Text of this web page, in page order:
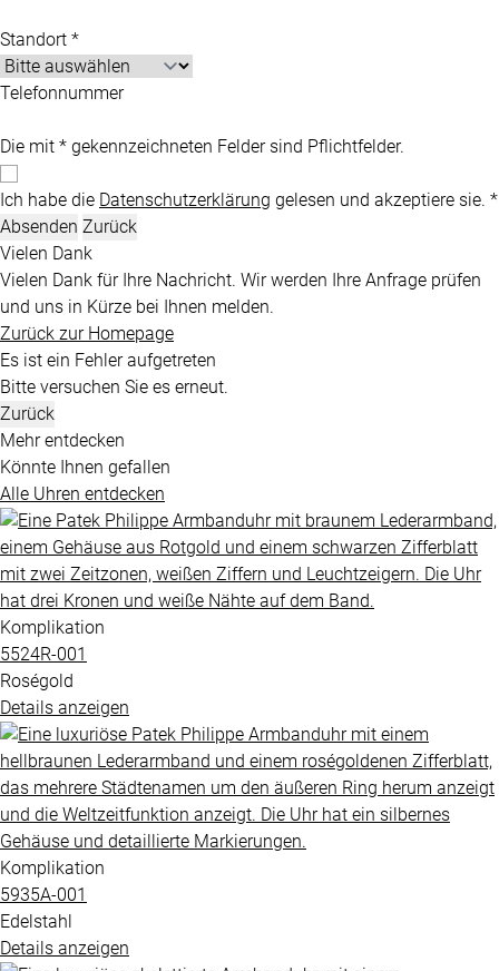
Standort *
Telefonnummer
Die mit * gekennzeichneten Felder sind Pflichtfelder.
Ich habe die Datenschutzerklärung gelesen und akzeptiere sie. *
Absenden Zurück
Vielen Dank
Vielen Dank für Ihre Nachricht. Wir werden Ihre Anfrage prüfen
und uns in Kürze bei Ihnen melden.
Zurück zur Homepage
Es ist ein Fehler aufgetreten
Bitte versuchen Sie es erneut.
Zurück
Mehr entdecken
Könnte Ihnen gefallen
Alle Uhren entdecken
Komplikation
5524R​-001
Roségold
Details anzeigen
Komplikation
5935A​-001
Edelstahl
Details anzeigen